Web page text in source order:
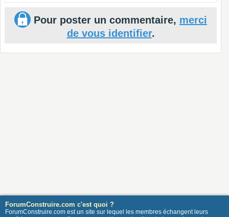
Pour poster un commentaire, merci
de vous identifier.
ForumConstruire.com c'est quoi ?
ForumConstruire.com est un site sur lequel les membres échangent leurs